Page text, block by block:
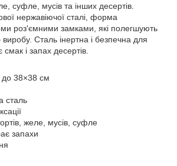
суфле, мусів та інших десертів.
нержавіючої сталі, форма
роз'ємними замками, які полегшують
Сталь інертна і безпечна для
і запах десертів.
до 38×38 см
сталь
желе, мусів, суфле
запахи